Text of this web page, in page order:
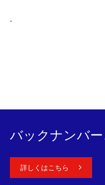
バックナンバ
詳しくはこちら